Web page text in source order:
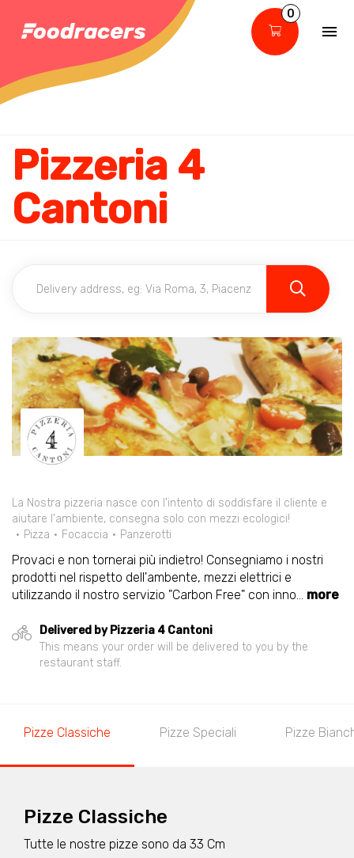
0
Pizzeria 4
Cantoni
La Nostra pizzeria nasce con l'intento di soddisfare il cliente e
aiutare l'ambiente, consegna solo con mezzi ecologici!
Pizza
Focaccia Panzerotti
Provaci e non tornerai più indietro! Consegniamo i nostri
prodotti nel rispetto dell'ambente, mezzi elettrici e
utilizzando il nostro servizio "Carbon Free" con inno... more
Delivered by Pizzeria 4 Cantoni
This means your order will be delivered to you by the
restaurant staff.
Pizze Classiche Pizze Speciali Pizze
Pizze Classiche
Tutte le nostre pizze sono da 33 Cm